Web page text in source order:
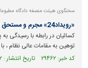
سخنگوی هیئت منصفه دادگاه
«رویداد24» مجرم و مستحق تخفیف شناخته شد
توهین به مقامات عالی نظام ،
کد خبر: ۲۹۴۶۲ تاریخ انتشار : ۱۳۹۵/۰۸/۰۲